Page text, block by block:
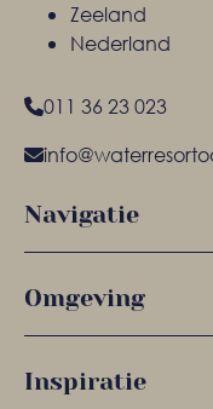
Zeeland
Nederland
011 36 23 023
Navigatie
Omgeving
Inspiratie